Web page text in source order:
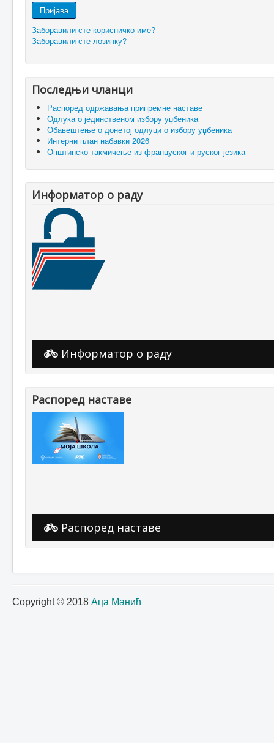
Пријава
Заборавили сте корисничко име?
Заборавили сте лозинку?
Последњи чланци
Распоред одржавања припремне наставе
Одлука о јединственом избору уџбеника
Обавештење о донетој одлуци о избору уџбеника
Интерни план набавки 2026
Општинско такмичење из француског и руског језика
Информатор о раду
Информатор о раду
Распоред наставе
Распоред наставе
Copyright © 2018 Аца Манић